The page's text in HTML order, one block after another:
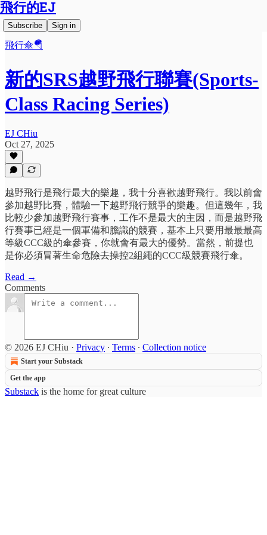
飛行的EJ
Subscribe Sign in
飛行傘🪂
新的SRS越野飛行聯賽(Sports-
Class Racing Series)
EJ CHiu
Oct 27, 2025
越野飛行是飛行最大的樂趣，我十分喜歡越野飛行。我以前會
參加越野比賽，體驗一下越野飛行競爭的樂趣。但這幾年，我
比較少參加越野飛行賽事，工作不是最大的主因，而是越野飛
行賽事已經是一個軍備和膽識的競賽，基本上只要用最最最高
等級CCC級的傘參賽，你就會有最大的優勢。當然，前提也
是你必須冒著生命危險去操控2組繩的CCC級競賽飛行傘。
Read →
Comments
© 2026 EJ CHiu · Privacy ∙ Terms ∙ Collection notice
Start your Substack
Get the app
Substack is the home for great culture